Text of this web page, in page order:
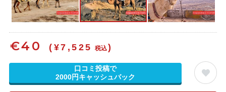
€40 (¥7,525 税込)
口コミ投稿で
2000円キャッシュバック